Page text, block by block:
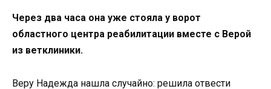
Через два часа она уже стояла у ворот
областного центра реабилитации вместе с Верой
из ветклиники.
Веру Надежда нашла случайно: решила отвести